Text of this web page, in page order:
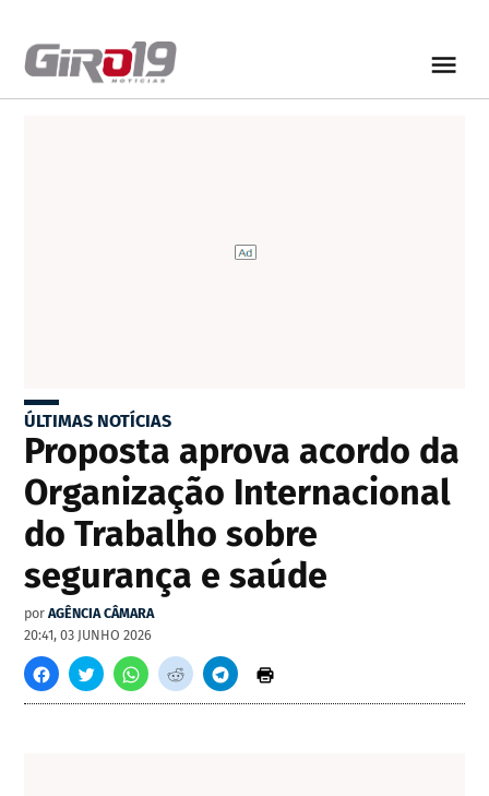
ÚLTIMAS NOTÍCIAS
Proposta aprova acordo da
Organização Internacional
do Trabalho sobre
segurança e saúde
por AGÊNCIA CÂMARA
20:41, 03 JUNHO 2026